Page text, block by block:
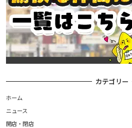
カテゴリー
ホーム
ニュース
開店・閉店